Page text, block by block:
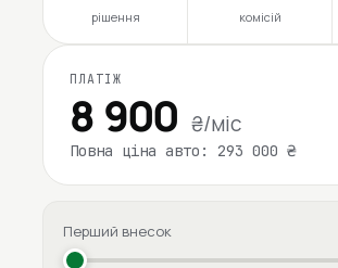
рішення
комісій
ПЛАТІЖ
8 900 ₴/міс
Повна ціна авто: 293 000 ₴
Перший внесок